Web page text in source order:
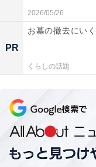
・
お酒好きなら即答
全国1位の都道府
2026/05/26
PR
お墓の撤去にい
くらしの話題